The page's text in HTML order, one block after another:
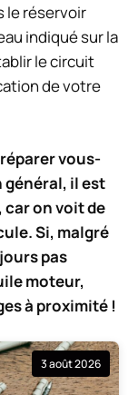
le réservoir
indiqué sur la
le circuit
de votre
vous-
général, il est
on voit de
Si, malgré
pas
moteur,
à proximité !
3 août 2026